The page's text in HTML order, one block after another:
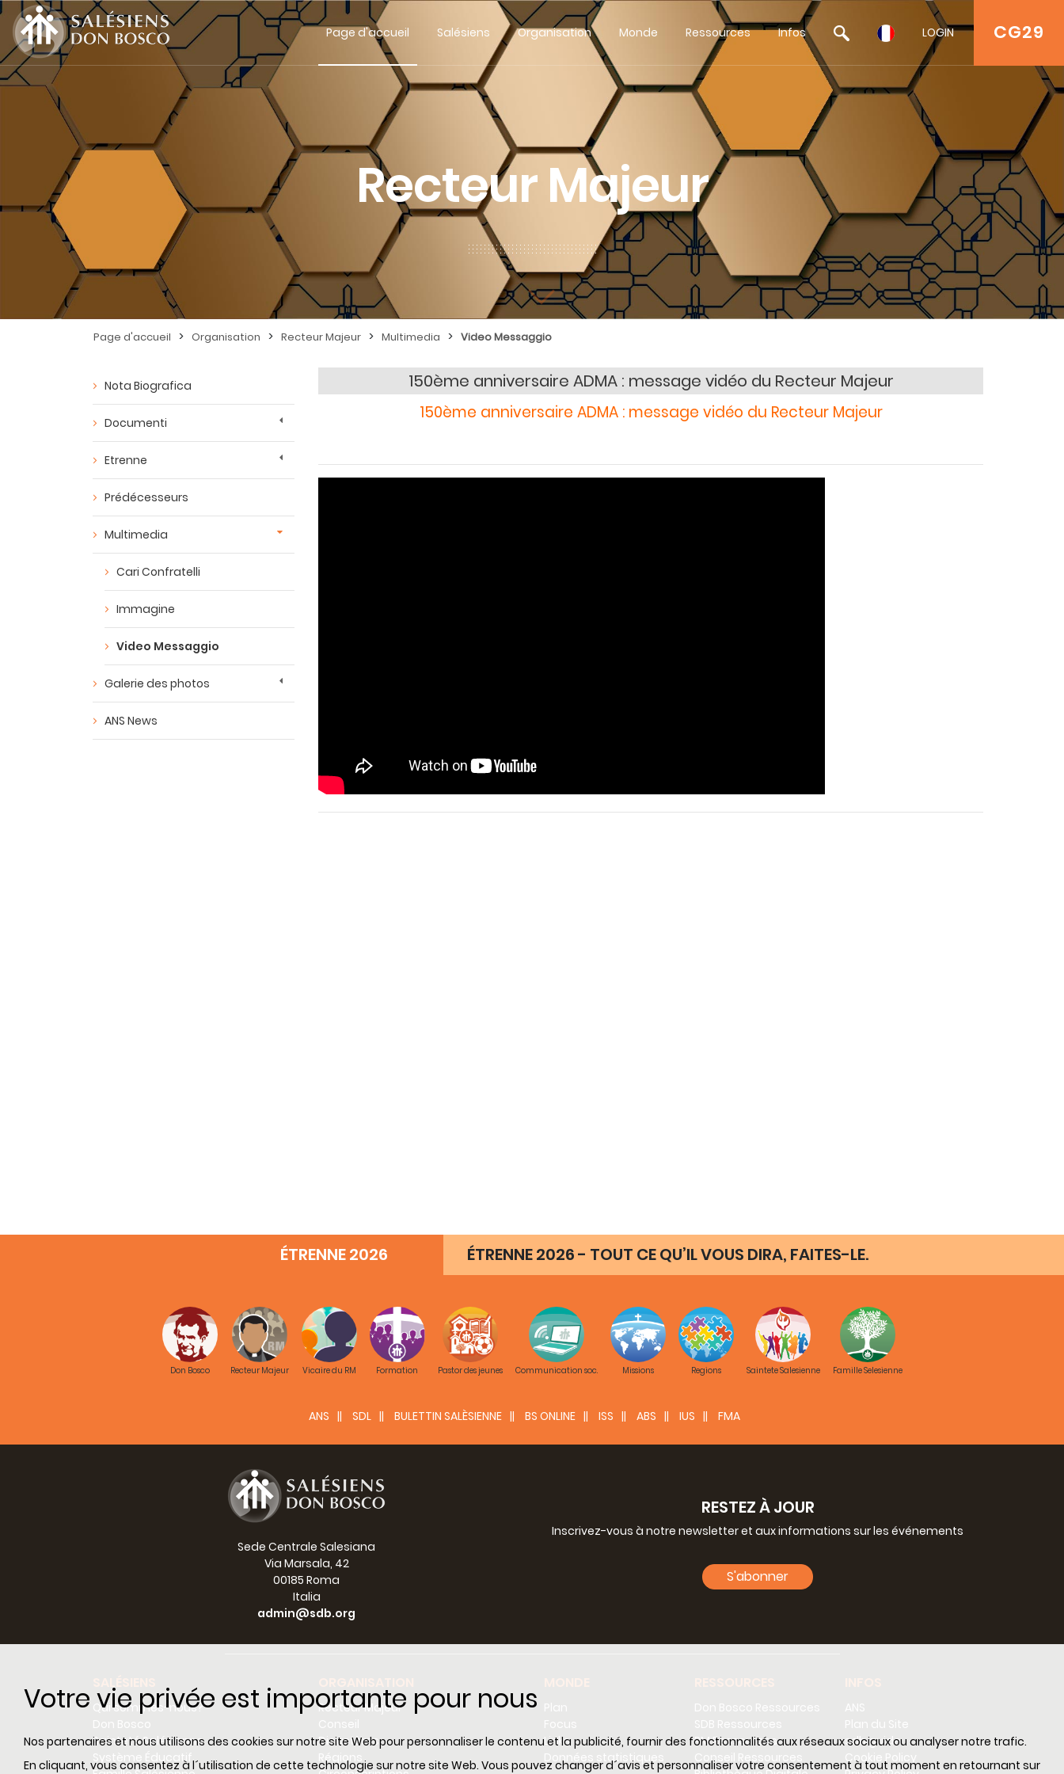
Votre vie privée est importante pour nous
Nos partenaires et nous utilisons des cookies sur notre site Web pour personnaliser le contenu et la publicité, fournir des fonctionnalités aux réseaux sociaux ou analyser notre trafic.
En cliquant, vous consentez à l´utilisation de cette technologie sur notre site Web. Vous pouvez changer d´avis et personnaliser votre consentement à tout moment en retournant sur
CG29
Page d'accueil Salésiens Organisation Monde Ressources Infos LOGIN
Recteur Majeur
Page d'accueil > Organisation > Recteur Majeur > Multimedia > Video Messaggio
Nota Biografica
Documenti
Etrenne
Prédécesseurs
Multimedia
Cari Confratelli
Immagine
Video Messaggio
Galerie des photos
ANS News
150ème anniversaire ADMA : message vidéo du Recteur Majeur
150ème anniversaire ADMA : message vidéo du Recteur Majeur
ÉTRENNE 2026 ÉTRENNE 2026 - TOUT CE QU’IL VOUS DIRA, FAITES-LE.
Don Bosco Recteur Majeur Vicaire du RM Formation Pastor des jeunes Communication soc. Missions Regions Saintete Salesienne Famille Selesienne
ANS SDL BULETTIN SALÈSIENNE BS ONLINE ISS ABS IUS FMA
Sede Centrale Salesiana
Via Marsala, 42
00185 Roma
Italia
admin@sdb.org
RESTEZ À JOUR
Inscrivez-vous à notre newsletter et aux informations sur les événements
S'abonner
Qui sommes-nous?
Sainteté Salésienne
Système Éducatif
Recteur Majeur
Dicastères
Régions
Links
Données statistiques
RM Ressources
Conseil Ressources
sdb guide
Cookie Policy